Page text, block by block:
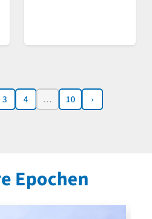
3 4 … 10 ›
Epochen